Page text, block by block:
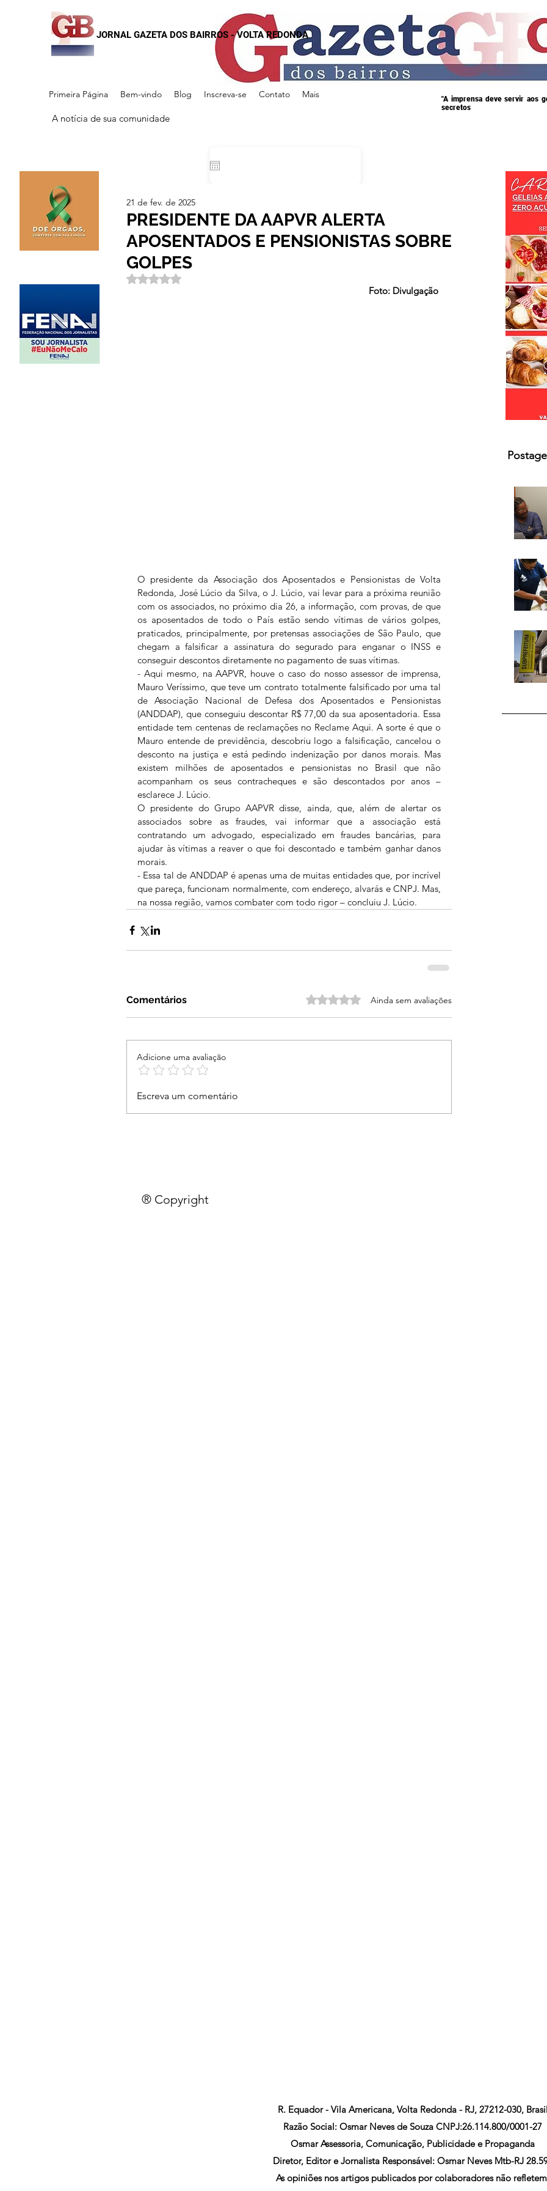
JORNAL GAZETA DOS BAIRROS - VOLTA REDONDA
Primeira Página Bem-vindo Blog Inscreva-se Contato Mais
A notícia de sua comunidade
"A imprensa deve servir aos
secretos
PRESIDENTE DA AAPVR ALERTA
APOSENTADOS E PENSIONISTAS SOBRE
GOLPES
21 de fev. de 2025
Avaliado com NaN de 5 estrelas.
Foto: Divulgação
O presidente da Associação dos Aposentados e Pensionistas de Volta
Redonda, José Lúcio da Silva, o J. Lúcio, vai levar para a próxima reunião
com os associados, no próximo dia 26, a informação, com provas, de que
os aposentados de todo o País estão sendo vítimas de vários golpes,
praticados, principalmente, por pretensas associações de São Paulo, que
chegam a falsificar a assinatura do segurado para enganar o INSS e
conseguir descontos diretamente no pagamento de suas vítimas.
- Aqui mesmo, na AAPVR, houve o caso do nosso assessor de imprensa,
Mauro Veríssimo, que teve um contrato totalmente falsificado por uma tal
de Associação Nacional de Defesa dos Aposentados e Pensionistas
(ANDDAP), que conseguiu descontar R$ 77,00 da sua aposentadoria. Essa
entidade tem centenas de reclamações no Reclame Aqui. A sorte é que o
Mauro entende de previdência, descobriu logo a falsificação, cancelou o
desconto na justiça e está pedindo indenização por danos morais. Mas
existem milhões de aposentados e pensionistas no Brasil que não
acompanham os seus contracheques e são descontados por anos –
esclarece J. Lúcio.
O presidente do Grupo AAPVR disse, ainda, que, além de alertar os
associados sobre as fraudes, vai informar que a associação está
contratando um advogado, especializado em fraudes bancárias, para
ajudar às vítimas a reaver o que foi descontado e também ganhar danos
morais.
- Essa tal de ANDDAP é apenas uma de muitas entidades que, por incrível
que pareça, funcionam normalmente, com endereço, alvarás e CNPJ. Mas,
na nossa região, vamos combater com todo rigor – concluiu J. Lúcio.
Comentários Avaliado com 0 de 5 estrelas.
Ainda sem avaliações
Adicione uma avaliação
Escreva um comentário
® Copyright
R. Equador - Vila Americana, Volta Redonda - RJ, 27212-030, Brasil
Razão Social: Osmar Neves de Souza CNPJ:26.114.800/0001-27
Osmar Assessoria, Comunicação, Publicidade e Propaganda
Diretor, Editor e Jornalista Responsável: Osmar Neves Mtb-RJ
As opiniões nos artigos publicados por colaboradores não